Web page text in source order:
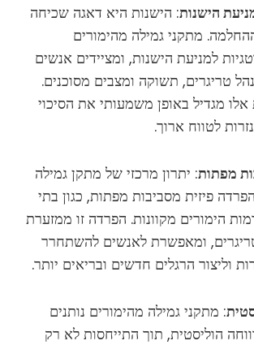
הישנות: הישנות היא דאגה שכיחה
מתקני גמילה מהימורים
למניעת הישנות, ומציידים אנשים
טריגרים, תשוקה ומצבים מסוכנים.
אלו מגדיל באופן משמעותי את הסיכוי
לטווח ארוך.
מפתות: יתרון מרכזי של מתקן גמילה
פיזית מסביבות מפתות, כגון בתי
הימורים מקוונות. הפרדה זו ממזערת
ומאפשרת לאנשים להשתחרר
וליצור הרגלים חדשים ובריאים יותר.
: מתקני גמילה מהימורים נותנים
הוליסטית, תוך התייחסות לא רק